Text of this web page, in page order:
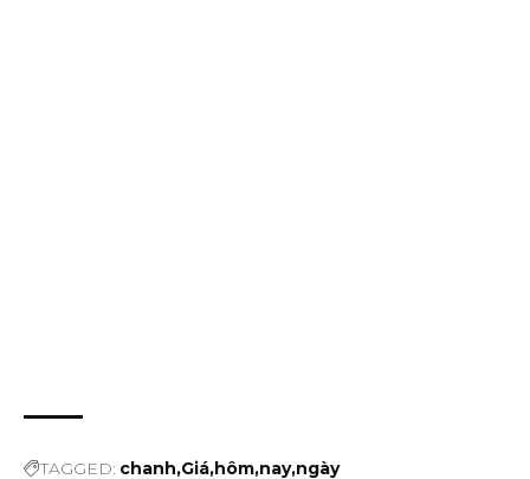
TAGGED: chanh Giá hôm nay ngày